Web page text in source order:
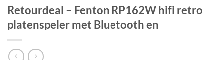
Retourdeal – Fenton RP162W hifi retro
platenspeler met Bluetooth en